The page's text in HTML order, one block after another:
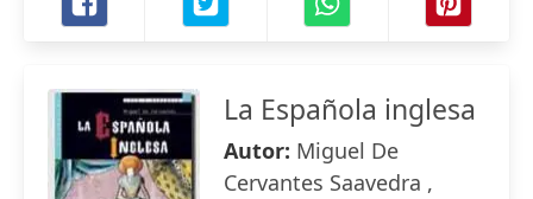
La Española inglesa
Autor: Miguel De
Cervantes Saavedra ,